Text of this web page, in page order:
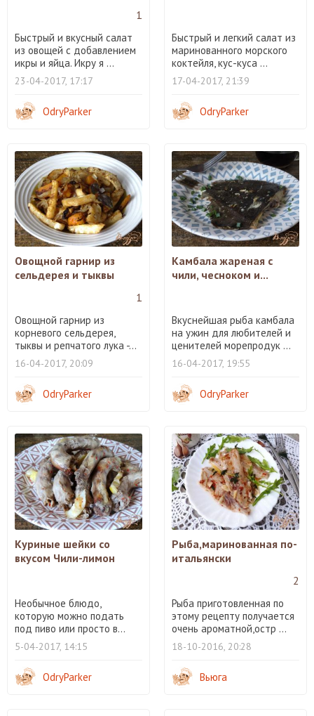
1
Быстрый и вкусный салат
из овощей с добавлением
икры и яйца. Икру я ...
23-04-2017, 17:17
OdryParker
Быстрый и легкий салат из
маринованного морского
коктейля, кус-куса ...
17-04-2017, 21:39
OdryParker
Овощной гарнир из
сельдерея и тыквы
1
Овощной гарнир из
корневого сельдерея,
тыквы и репчатого лука -...
16-04-2017, 20:09
OdryParker
Камбала жареная с
чили, чесноком и...
Вкуснейшая рыба камбала
на ужин для любителей и
ценителей морепродук ...
16-04-2017, 19:55
OdryParker
Куриные шейки со
вкусом Чили-лимон
Необычное блюдо,
которую можно подать
под пиво или просто в...
5-04-2017, 14:15
OdryParker
Рыба,маринованная по-
итальянски
2
Рыба приготовленная по
этому рецепту получается
очень ароматной,остр ...
18-10-2016, 20:28
Вьюга